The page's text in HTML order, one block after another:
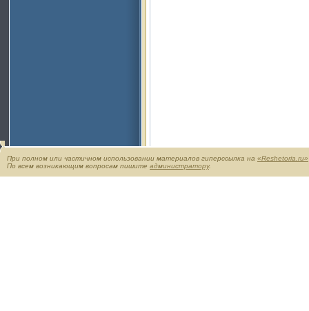
При полном или частичном использовании материалов гиперссылка на «Reshetoria.ru»
По всем возникающим вопросам пишите администратору.